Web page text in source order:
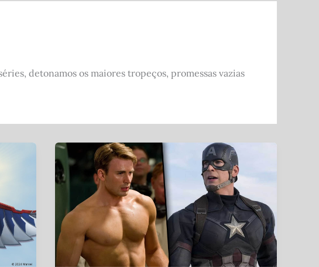
detonamos os maiores tropeços, promessas vazias